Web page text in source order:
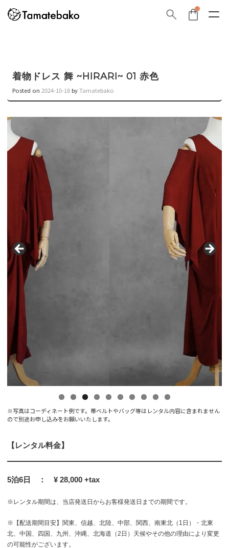
着物ドレス 舞 ~HIRARI~ 01 赤色
Posted on 2024-10-18 byTamatebako
0
※写真はコーディネート例です。帯ベルトやバッグ等はレンタル内容に含まれません
ので別途お申し込みをお願いいたします。
【レンタル料金】
5泊6日 ： ¥ 28,000 +tax
※レンタル期間は、当店発送日からお客様発送日までの期間です。
※【配送期間目安】関東、信越、北陸、中部、関西、南東北（1日）・北東
北、中国、四国、九州、沖縄、北海道（2日）天候やその他の理由により変更
の可能性がございます。